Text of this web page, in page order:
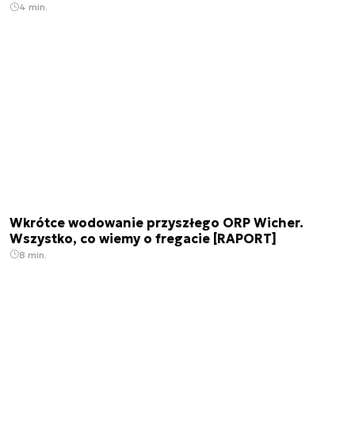
4 min.
Wkrótce wodowanie przyszłego ORP Wicher.
Wszystko, co wiemy o fregacie [RAPORT]
8 min.